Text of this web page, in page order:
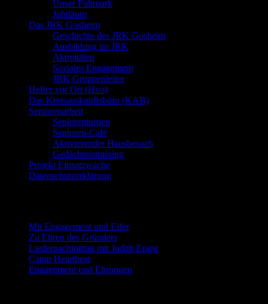
Unser Fuhrpark
Jubiläum
Das JRK Gosheim
Geschichte des JRK Gosheim
Ausbildung im JRK
Aktivitäten
Soziales Engagement
JRK Gruppenleiter
Helfer vor Ort (Hvo)
Das Kreisauskunftsbüro (KAB)
Seniorenarbeit
Seniorenturnen
Senioren-Café
Aktivierender Hausbesuch
Gedächtnistraining
Projekt Einsatzwache
Datenschutzerklärung
Mit Engagement und Eifer
Zu Ehren des Gründers
Liedernachmittag mit Judith Engst
Camp Heartbeat
Engagement und Ehrungen